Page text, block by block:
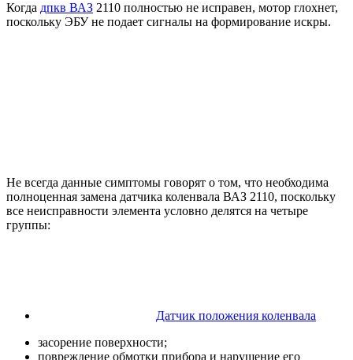
Когда дпкв ВАЗ 2110 полностью не исправен, мотор глохнет,
поскольку ЭБУ не подает сигналы на формирование искры.
Не всегда данные симптомы говорят о том, что необходима
полноценная замена датчика коленвала ВАЗ 2110, поскольку
все неисправности элемента условно делятся на четыре
группы:
Датчик положения коленвала
засорение поверхности;
повреждение обмотки прибора и нарушение его